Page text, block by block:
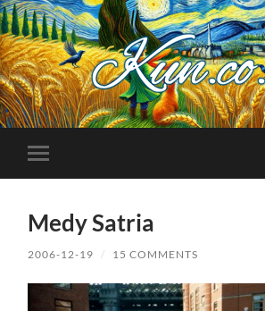
Kuncoro++
Toggle
mobile
Medy Satria
2006-12-19 / 15 COMMENTS